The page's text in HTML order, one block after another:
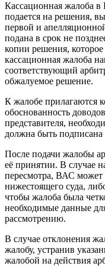
Кассационная жалоба
подается на решения,
первой и
подана в срок не
копии решения,
кассационная жалоба
соответствующий
обжалуемое решение.
К жалобе прилагаются
обоснованность
представителя,
должна быть подписана
После подачи жалобы
её принятии. В случае
пересмотра, ВАС может
нижестоящего суда,
чтобы жалоба была
необходимые данные
рассмотрению.
В случае отклонения
жалобу, устранив
жалобой на действия